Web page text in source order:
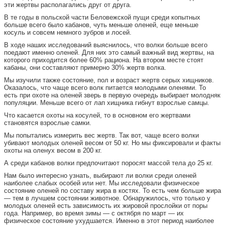
эти жертвы располагались друг от друга.
В те годы в польской части Беловежской пущи среди копытных
больше всего было кабанов, чуть меньше оленей, еще меньше
косуль и совсем немного зубров и лосей.
В ходе наших исследований выяснилось, что волки больше всего
поедают именно оленей. Для них это самый важный вид жертвы, на
которого приходится более 60% рациона. На втором месте стоят
кабаны, они составляют примерно 30% жертв волка.
Мы изучили также состояние, пол и возраст жертв серых хищников.
Оказалось, что чаще всего волк питается молодыми оленями. То
есть при охоте на оленей зверь в первую очередь выбирает молодняк
популяции. Меньше всего от лап хищника гибнут взрослые самцы.
Что касается охоты на косулей, то в основном его жертвами
становятся взрослые самки.
Мы попытались измерить вес жертв. Так вот, чаще всего волки
убивают молодых оленей весом от 50 кг. Но мы фиксировали и факты
охоты на оленух весом в 200 кг.
А среди кабанов волки предпочитают поросят массой тела до 25 кг.
Нам было интересно узнать, выбирают ли волки среди оленей
наиболее слабых особей или нет. Мы исследовали физическое
состояние оленей по составу жира в костях. То есть чем больше жира
— тем в лучшем состоянии животное. Обнаружилось, что только у
молодых оленей есть зависимость их жировой прослойки от поры
года. Например, во время зимы — с октября по март — их
физическое состояние ухудшается. Именно в этот период наиболее